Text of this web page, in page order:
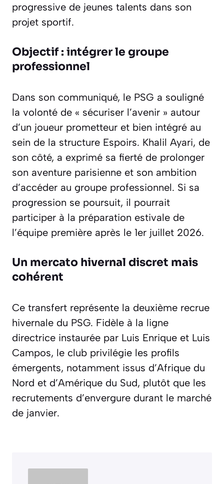
progressive de jeunes talents dans son
projet sportif.
Objectif : intégrer le groupe
professionnel
Dans son communiqué, le PSG a souligné
la volonté de « sécuriser l’avenir » autour
d’un joueur prometteur et bien intégré au
sein de la structure Espoirs. Khalil Ayari, de
son côté, a exprimé sa fierté de prolonger
son aventure parisienne et son ambition
d’accéder au groupe professionnel. Si sa
progression se poursuit, il pourrait
participer à la préparation estivale de
l’équipe première après le 1er juillet 2026.
Un mercato hivernal discret mais
cohérent
Ce transfert représente la deuxième recrue
hivernale du PSG. Fidèle à la ligne
directrice instaurée par Luis Enrique et Luis
Campos, le club privilégie les profils
émergents, notamment issus d’Afrique du
Nord et d’Amérique du Sud, plutôt que les
recrutements d’envergure durant le marché
de janvier.